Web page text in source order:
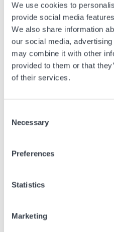
We use cookies to
provide social media
We also share information
our social media,
may combine it with other
provided to them or that
of their services.
Selection
Necessary
Preferences
Statistics
Marketing
Auprès des